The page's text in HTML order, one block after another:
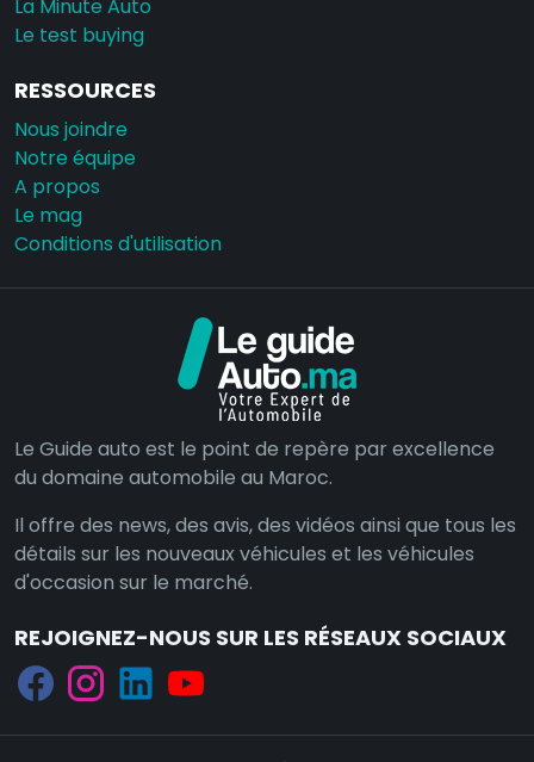
La Minute Auto
Le test buying
RESSOURCES
Nous joindre
Notre équipe
A propos
Le mag
Conditions d'utilisation
Le Guide auto est le point de repère par excellence
du domaine automobile au Maroc.
Il offre des news, des avis, des vidéos ainsi que tous les
détails sur les nouveaux véhicules et les véhicules
d'occasion sur le marché.
REJOIGNEZ-NOUS SUR LES RÉSEAUX SOCIAUX